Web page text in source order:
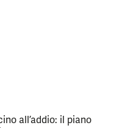
all’addio: il piano